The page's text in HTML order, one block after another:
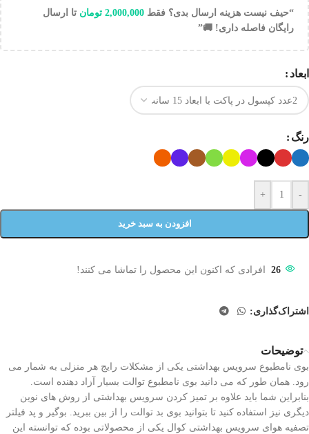
“حیف نیست هزینه ارسال بدی؟ فقط 2,000,000 تومان تا ارسال
رایگان فاصله داری! 🚚”
ابعاد
رنگ
-
+
افزودن به سبد خرید
28 افرادی که اکنون این محصول را تماشا می کنند!
اشتراک‌گذاری:
توضیحات
بوی نامطبوع سرویس بهداشتی یکی از مشکلات رایج هر منزلی به شمار می
رود. همان طور که می دانید بوی نامطبوع توالت بسیار آزاد دهنده است.
بنابراین شما باید علاوه بر تمیز کردن سرویس بهداشتی از روش های نوین
دیگری نیز استفاده کنید تا بتوانید بوی بد توالت را از بین ببرید. بوگیر و پد فیلتر
تصفیه هوای سرویس بهداشتی کوال یکی از محصولاتی بوده که توانسته این